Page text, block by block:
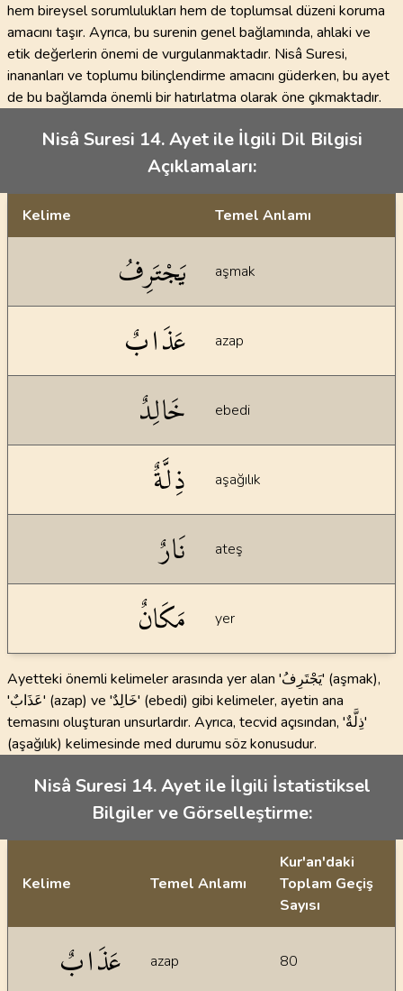
hem bireysel sorumlulukları hem de toplumsal düzeni koruma
amacını taşır. Ayrıca, bu surenin genel bağlamında, ahlaki ve
etik değerlerin önemi de vurgulanmaktadır. Nisâ Suresi,
inananları ve toplumu bilinçlendirme amacını güderken, bu ayet
de bu bağlamda önemli bir hatırlatma olarak öne çıkmaktadır.
Nisâ Suresi 14. Ayet ile İlgili Dil Bilgisi
Açıklamaları:
Kelime Temel Anlamı
يَجْتَرِفُ aşmak
عَذَابٌ azap
خَالِدٌ ebedi
ذِلَّةٌ aşağılık
نَارٌ ateş
مَكَانٌ yer
Ayetteki önemli kelimeler arasında yer alan 'يَجْتَرِفُ' (aşmak),
'عَذَابٌ' (azap) ve 'خَالِدٌ' (ebedi) gibi kelimeler, ayetin ana
temasını oluşturan unsurlardır. Ayrıca, tecvid açısından, 'ذِلَّةٌ'
(aşağılık) kelimesinde med durumu söz konusudur.
Nisâ Suresi 14. Ayet ile İlgili İstatistiksel
Bilgiler ve Görselleştirme:
Kelime Temel Anlamı
Kur'an'daki
Toplam Geçiş
Sayısı
عَذَابٌ azap 80